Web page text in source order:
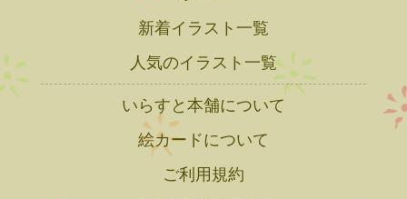
新着イラスト一覧
人気のイラスト一覧
いらすと本舗について
絵カードについて
ご利用規約